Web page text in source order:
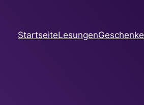
StartseiteLesungenGeschenke